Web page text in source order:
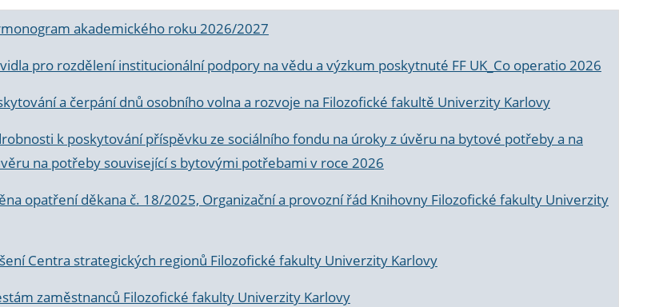
akademického roku 2026/2027
pro rozdělení institucionální podpory na vědu a výzkum poskytnuté FF UK_Co operatio 2026
a čerpání dnů osobního volna a rozvoje na Filozofické fakultě Univerzity Karlovy
k poskytování příspěvku ze sociálního fondu na úroky z úvěru na bytové potřeby a na
na potřeby související s bytovými potřebami v roce 2026
opatření děkana č. 18/2025, Organizační a provozní řád Knihovny Filozofické fakulty Univerzity
Centra strategických regionů Filozofické fakulty Univerzity Karlovy
zaměstnanců Filozofické fakulty Univerzity Karlovy